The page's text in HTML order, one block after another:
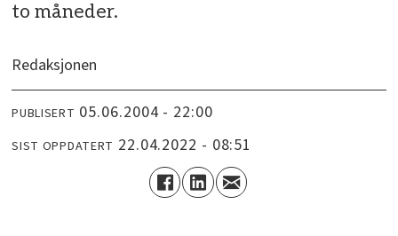
to måneder.
Redaksjonen
PUBLISERT 05.06.2004 - 22:00
SIST OPPDATERT 22.04.2022 - 08:51